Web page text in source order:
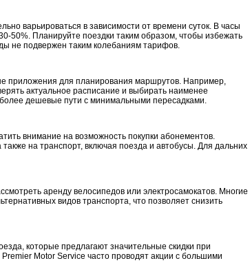
варьироваться в зависимости от времени суток. В часы
50%. Планируйте поездки таким образом, чтобы избежать
не подвержен таким колебаниям тарифов.
приложения для планирования маршрутов. Например,
актуальное расписание и выбирать наименее
дешевые пути с минимальными пересадками.
внимание на возможность покупки абонементов.
на транспорт, включая поезда и автобусы. Для дальних
аренду велосипедов или электросамокатов. Многие
видов транспорта, что позволяет снизить
которые предлагают значительные скидки при
Motor Service часто проводят акции с большими